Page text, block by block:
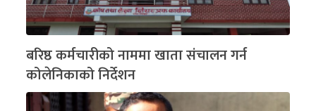
बरिष्ठ कर्मचारीको नाममा खाता संचालन गर्न
कोलेनिकाको निर्देशन